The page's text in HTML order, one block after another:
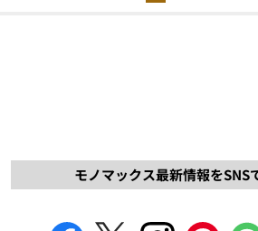
モノマックス最新情報をSNS